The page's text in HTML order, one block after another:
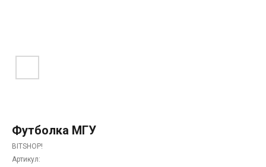
Футболка МГУ
BITSHOP!
Артикул: